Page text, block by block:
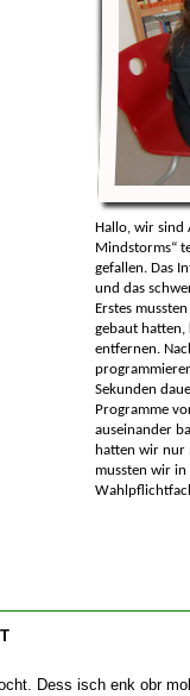
Hallo, wir sind
Mindstorms“
gefallen. Das
und das
Erstes
gebaut
entfernen.
Sekunden
Programme
auseinander
hatten wir nur
mussten wir in
Dess isch enk obr